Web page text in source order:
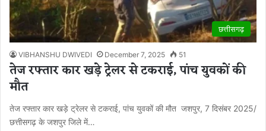
छत्तीसगढ़
VIBHANSHU DWIVEDI December 7, 2025 51
तेज रफ्तार कार खड़े ट्रेलर से टकराई, पांच युवकों की
मौत
तेज रफ्तार कार खड़े ट्रेलर से टकराई, पांच युवकों की मौत जशपुर, 7 दिसंबर 2025/
छत्तीसगढ़ के जशपुर जिले में…